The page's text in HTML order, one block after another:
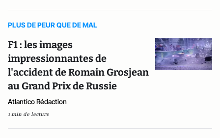
PLUS DE PEUR QUE DE MAL
F1 : les images
impressionnantes de
l'accident de Romain Grosjean
au Grand Prix de Russie
Atlantico Rédaction
1 min de lecture